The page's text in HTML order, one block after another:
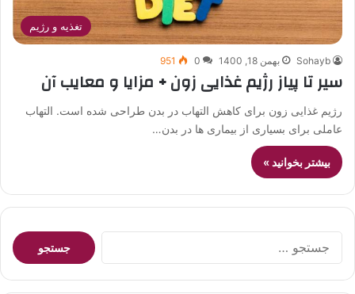
تغذیه و رژیم
Sohayb بهمن 18, 1400 0
951
سیر تا پیاز رژیم غذایی زون + مزایا و معایب آن
رژیم غذایی زون برای کاهش التهاب در بدن طراحی شده است. التهاب
عاملی برای بسیاری از بیماری ها در بدن…
بیشتر بخوانید »
جستجو
برای: